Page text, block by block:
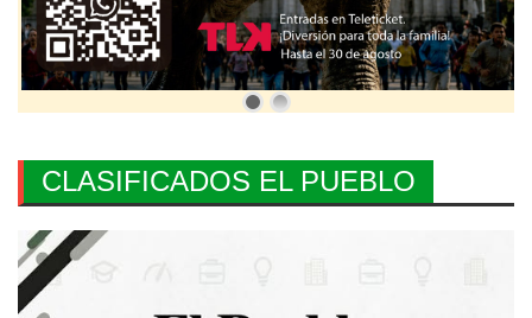
CLASIFICADOS EL PUEBLO